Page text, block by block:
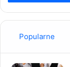
Popularne